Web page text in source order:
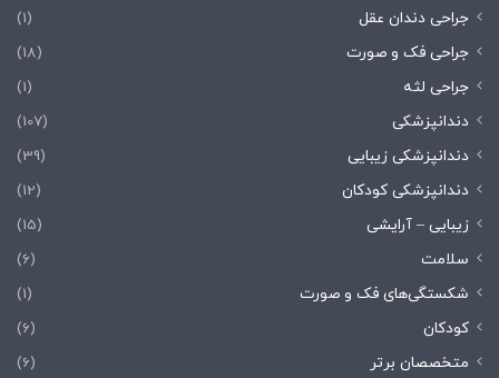
جراحی دندان عقل
(1)
جراحی فک و صورت
(18)
جراحی لثه
(1)
دندانپزشکی
(107)
دندانپزشکی زیبایی
(39)
دندانپزشکی کودکان
(12)
زیبایی – آرایشی
(15)
سلامت
(6)
شکستگی‌های فک و صورت
(1)
کودکان
(6)
متخصصان برتر
(6)